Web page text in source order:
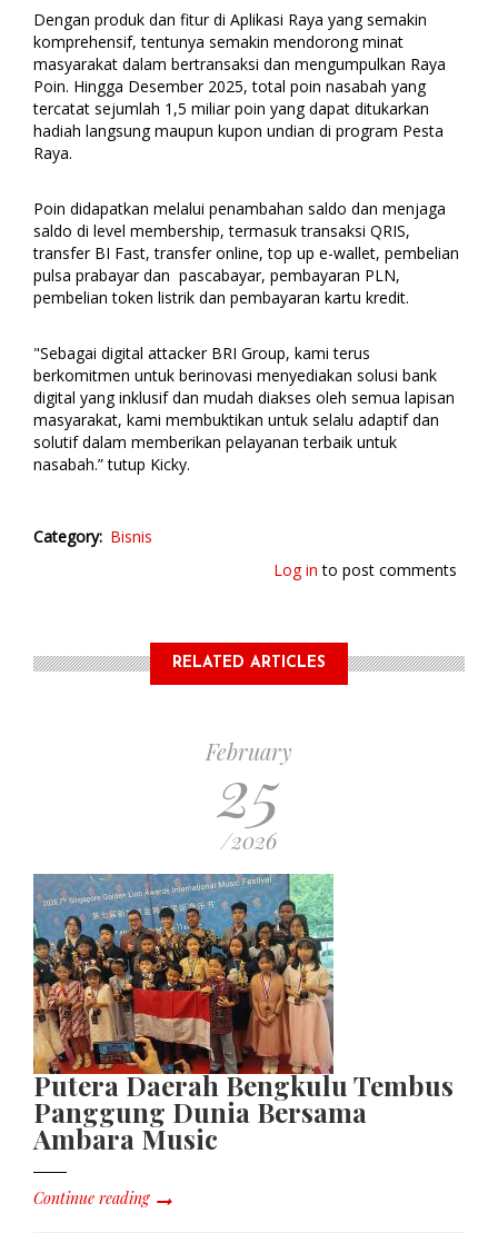
Dengan produk dan fitur di Aplikasi Raya yang semakin
komprehensif, tentunya semakin mendorong minat
masyarakat dalam bertransaksi dan mengumpulkan Raya
Poin. Hingga Desember 2025, total poin nasabah yang
tercatat sejumlah 1,5 miliar poin yang dapat ditukarkan
hadiah langsung maupun kupon undian di program Pesta
Raya.
Poin didapatkan melalui penambahan saldo dan menjaga
saldo di level membership, termasuk transaksi QRIS,
transfer BI Fast, transfer online, top up e-wallet, pembelian
pulsa prabayar dan pascabayar, pembayaran PLN,
pembelian token listrik dan pembayaran kartu kredit.
"Sebagai digital attacker BRI Group, kami terus
berkomitmen untuk berinovasi menyediakan solusi bank
digital yang inklusif dan mudah diakses oleh semua lapisan
masyarakat, kami membuktikan untuk selalu adaptif dan
solutif dalam memberikan pelayanan terbaik untuk
nasabah.” tutup Kicky.
Category Bisnis
Log in to post comments
RELATED ARTICLES
February
25
/2026
Putera Daerah Bengkulu Tembus
Panggung Dunia Bersama
Ambara Music
Continue reading